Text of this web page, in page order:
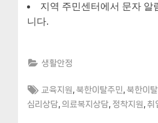
지역 주민센터에서 문자 알
니다.
생활안정
Tags:
교육지원 ,북한이탈주민 ,북한이
심리상담 의료복지상담 정착지원 취